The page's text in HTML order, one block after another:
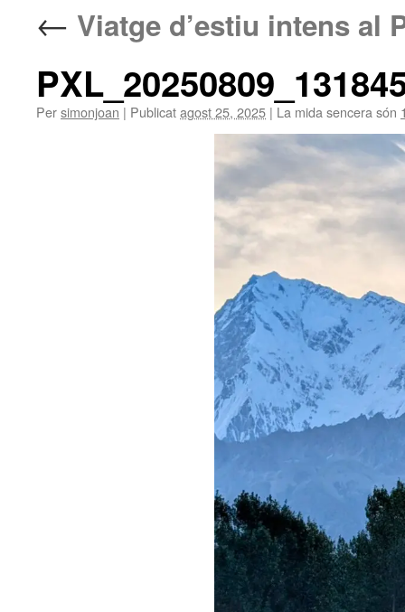
← Viatge d’estiu intens al
Persimonjoan | Publicatagost 25, 2025 | La mida sencera són